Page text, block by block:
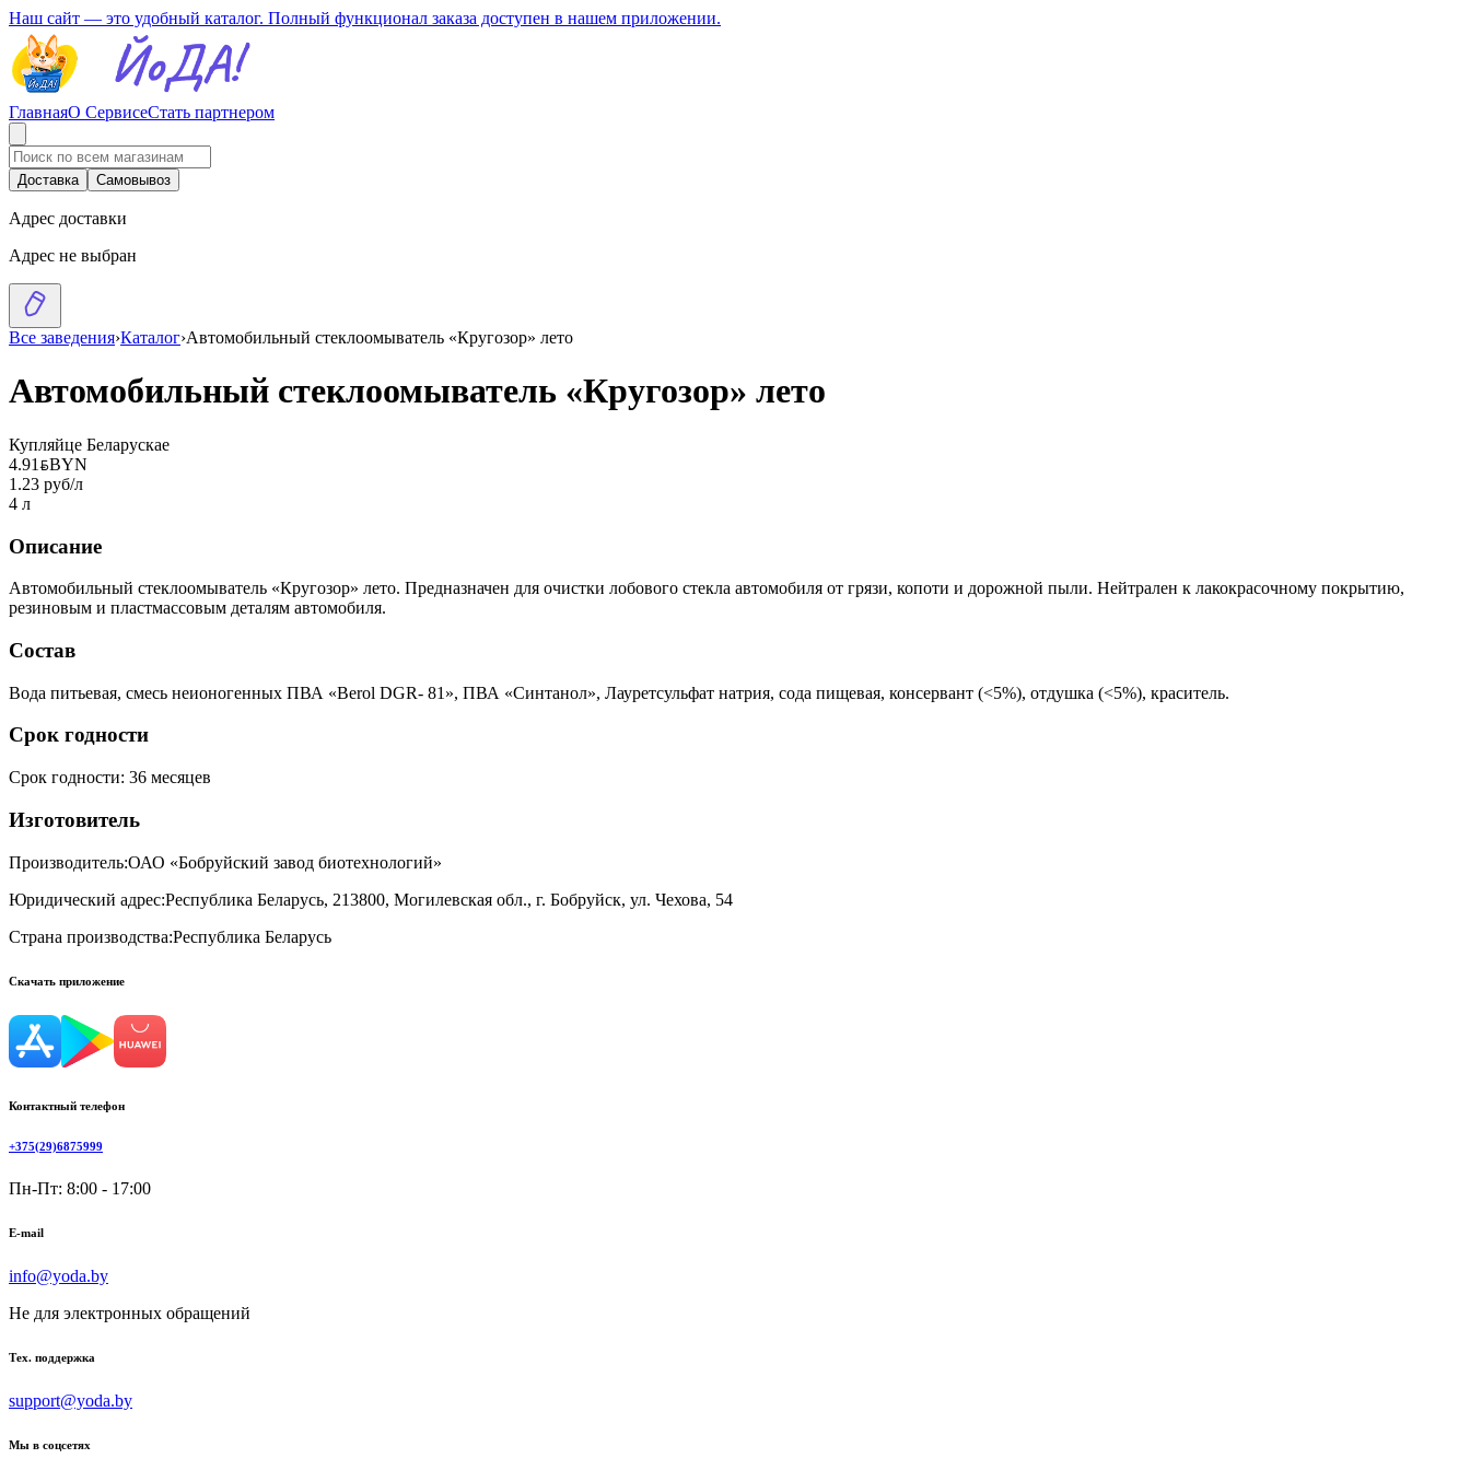
Наш сайт — это удобный каталог. Полный функционал заказа доступен в нашем приложении.
ГлавнаяО СервисеСтать партнером
Доставка Самовывоз
Адрес доставки
Адрес не выбран
Все заведения›Каталог›Автомобильный стеклоомыватель «Кругозор» лето
Автомобильный стеклоомыватель «Кругозор» лето
Купляйце Беларускае
4.91BYNBYN
1.23 руб/л
4 л
Описание
Автомобильный стеклоомыватель «Кругозор» лето. Предназначен для очистки лобового стекла автомобиля от грязи, копоти и дорожной пыли. Нейтрален к лакокрасочному покрытию,
резиновым и пластмассовым деталям автомобиля.
Состав
Вода питьевая, смесь неионогенных ПВА «Berol DGR- 81», ПВА «Синтанол», Лауретсульфат натрия, сода пищевая, консервант (<5%), отдушка (<5%), краситель.
Срок годности
Срок годности: 36 месяцев
Изготовитель
Производитель:ОАО «Бобруйский завод биотехнологий»
Юридический адрес:Республика Беларусь, 213800, Могилевская обл., г. Бобруйск, ул. Чехова, 54
Страна производства:Республика Беларусь
Скачать приложение
Контактный телефон
+375(29)6875999
Пн-Пт: 8:00 - 17:00
E-mail
info@yoda.by
Не для электронных обращений
Тех. поддержка
support@yoda.by
Мы в соцсетях